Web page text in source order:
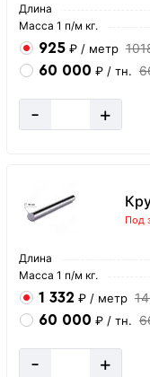
Длина
Масса 1 п/м кг.
925 ₽ / метр
60 000 ₽ / тн.
- +
Под
Длина
Масса 1 п/м кг.
1 332 ₽ / метр
60 000 ₽ / тн.
- +